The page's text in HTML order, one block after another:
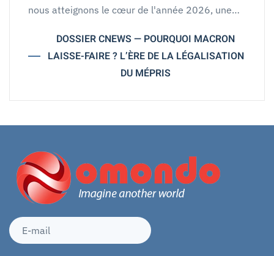
nous atteignons le cœur de l'année 2026, une…
DOSSIER CNEWS — POURQUOI MACRON
LAISSE-FAIRE ? L’ÈRE DE LA LÉGALISATION
DU MÉPRIS